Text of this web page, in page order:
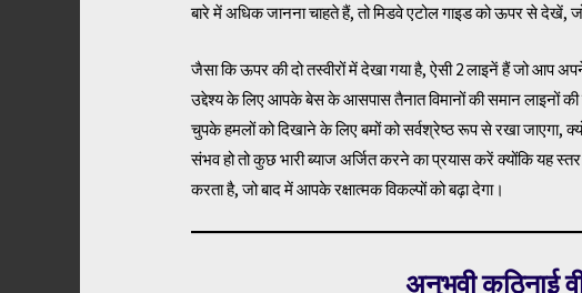
बारे में अधिक जानना चाहते हैं, तो मिडवे एटोल गाइड को ऊपर से
जैसा कि ऊपर की दो तस्वीरों में देखा गया है, ऐसी 2 लाइनें हैं जो आप
उद्देश्य के लिए आपके बेस के आसपास तैनात विमानों की समान लाइनों
चुपके हमलों को दिखाने के लिए बमों को सर्वश्रेष्ठ रूप से रखा
संभव हो तो कुछ भारी ब्याज अर्जित करने का प्रयास करें क्योंकि यह
करता है, जो बाद में आपके रक्षात्मक विकल्पों को बढ़ा देगा।
अनुभवी कठिनाई